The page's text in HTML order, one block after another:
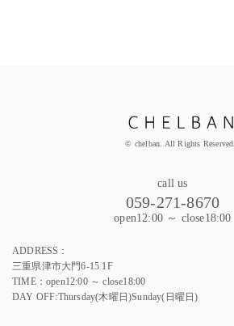
© chelban. All Rights Reserved.
call us
059-271-8670
open12:00 ～ close18:00
ADDRESS：
三重県津市大門6-15 1F
TIME：open12:00 ～ close18:00
DAY OFF:Thursday(木曜日)Sunday(日曜日)